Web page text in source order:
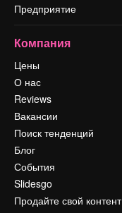
Предприятие
Компания
Цены
О нас
Reviews
Вакансии
Поиск тенденций
Блог
События
Slidesgo
Продайте свой контент